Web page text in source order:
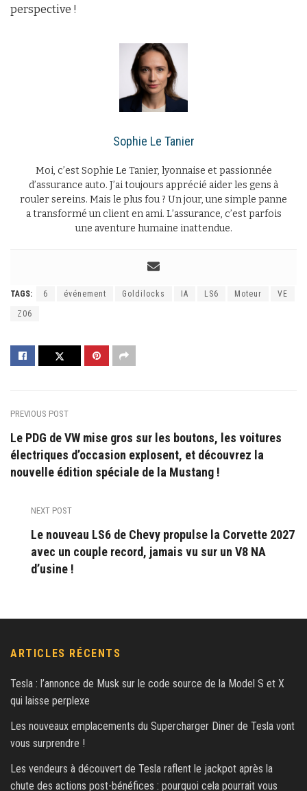
perspective !
Sophie Le Tanier
Moi, c’est Sophie Le Tanier, lyonnaise et passionnée
d’assurance auto. J’ai toujours apprécié aider les gens à
rouler sereins. Mais le plus fou ? Un jour, une simple panne
a transformé un client en ami. L’assurance, c’est parfois
une aventure humaine inattendue.
TAGS: 6 événement Goldilocks IA LS6 Moteur VE
Z06
PREVIOUS POST
Le PDG de VW mise gros sur les boutons, les voitures
électriques d’occasion explosent, et découvrez la
nouvelle édition spéciale de la Mustang !
NEXT POST
Le nouveau LS6 de Chevy propulse la Corvette 2027
avec un couple record, jamais vu sur un V8 NA
d’usine !
ARTICLES RÉCENTS
Tesla : l’annonce de Musk sur le code source de la Model S et X
qui laisse perplexe
Les nouveaux emplacements du Supercharger Diner de Tesla vont
vous surprendre !
Les vendeurs à découvert de Tesla raflent le jackpot après la
chute des actions post-bénéfices : pourquoi cela pourrait vous